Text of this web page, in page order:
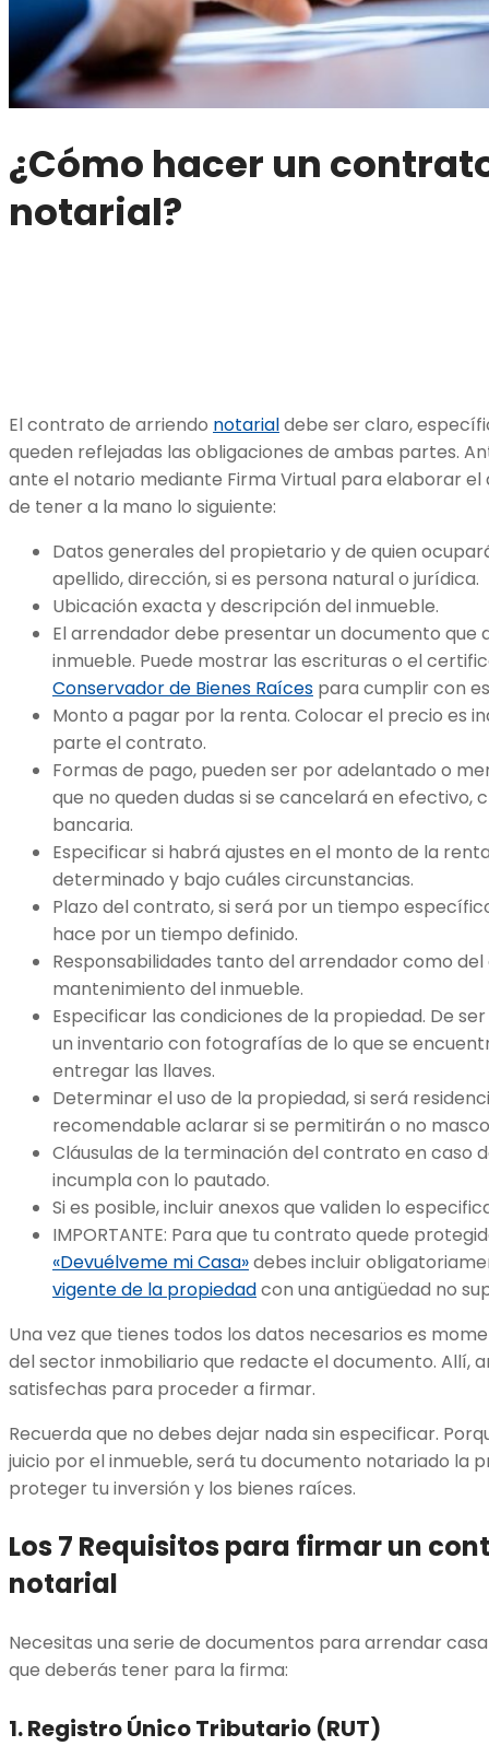
¿Cómo hacer un
notarial?
El contrato de arriendo notarialdebe ser claro,
queden reflejadas las obligaciones de ambas partes.
ante el notario mediante Firma Virtual para elaborar
de tener a la mano lo siguiente:
Datos generales del propietario y de quien
apellido, dirección, si es persona natural o jurídica.
Ubicación exacta y descripción del inmueble.
El arrendador debe presentar un documento que
inmueble. Puede mostrar las escrituras o el
Conservador de Bienes Raíces para cumplir con
Monto a pagar por la renta. Colocar el precio es
parte el contrato.
Formas de pago, pueden ser por adelantado o
que no queden dudas si se cancelará en efectivo,
bancaria.
Especificar si habrá ajustes en el monto de la
determinado y bajo cuáles circunstancias.
Plazo del contrato, si será por un tiempo
hace por un tiempo definido.
Responsabilidades tanto del arrendador como
mantenimiento del inmueble.
Especificar las condiciones de la propiedad. De
un inventario con fotografías de lo que se
entregar las llaves.
Determinar el uso de la propiedad, si será
recomendable aclarar si se permitirán o no
Cláusulas de la terminación del contrato en caso
incumpla con lo pautado.
Si es posible, incluir anexos que validen lo
IMPORTANTE: Para que tu contrato quede
«Devuélveme mi Casa»debes incluir
vigente de la propiedadcon una antigüedad no
Una vez que tienes todos los datos necesarios es
del sector inmobiliario que redacte el documento. Allí,
satisfechas para proceder a firmar.
Recuerda que no debes dejar nada sin especificar.
juicio por el inmueble, será tu documento notariado la
proteger tu inversión y los bienes raíces.
Los 7 Requisitos para firmar un
notarial
Necesitas una serie de documentos para arrendar
que deberás tener para la firma:
1.Registro Único Tributario (RUT)